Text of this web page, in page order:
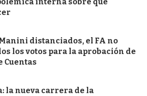
interna sobre qué
distanciados, el FA no
los votos para la aprobación de
Cuentas
la nueva carrera de la